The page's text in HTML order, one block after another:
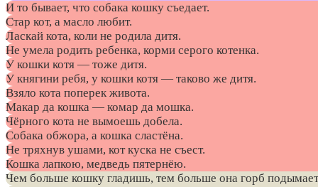
И то бывает, что собака кошку съедает.
Стар кот, а масло любит.
Ласкай кота, коли не родила дитя.
Не умела родить ребенка, корми серого котенка.
У кошки котя — тоже дитя.
У княгини ребя, у кошки котя — таково же дитя.
Взяло кота поперек живота.
Макар да кошка — комар да мошка.
Чёрного кота не вымоешь добела.
Собака обжора, а кошка сластёна.
Не тряхнув ушами, кот куска не съест.
Кошка лапкою, медведь пятернёю.
Чем больше кошку гладишь, тем больше она горб